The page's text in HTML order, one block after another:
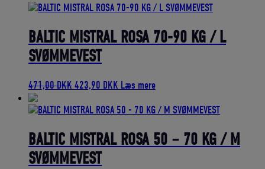
pris
439,00 DKK.
pris
395,10 DKK.
BALTIC MISTRAL ROSA 70-90 KG / L
SVØMMEVEST
471,00DKKDen
pris
471,00 DKK.
423,90 DKK Den
pris
423,90 DKK.
Læs mere
BALTIC MISTRAL ROSA 50 – 70 KG / M
SVØMMEVEST